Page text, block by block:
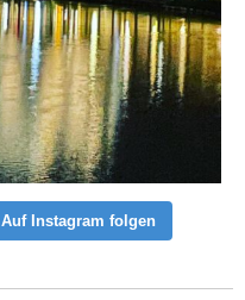
Auf Instagram folgen